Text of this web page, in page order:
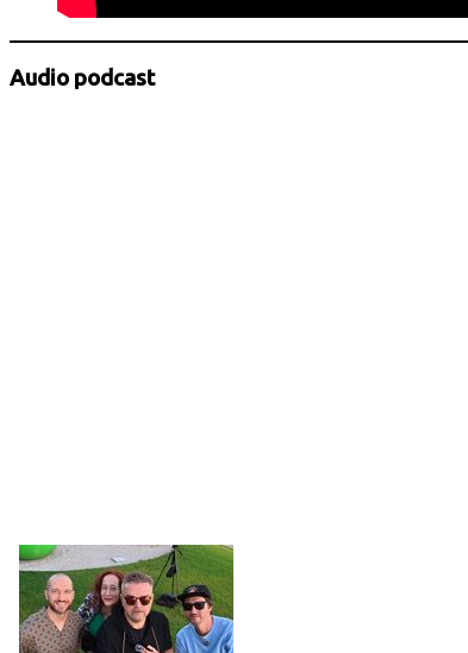
Audio podcast